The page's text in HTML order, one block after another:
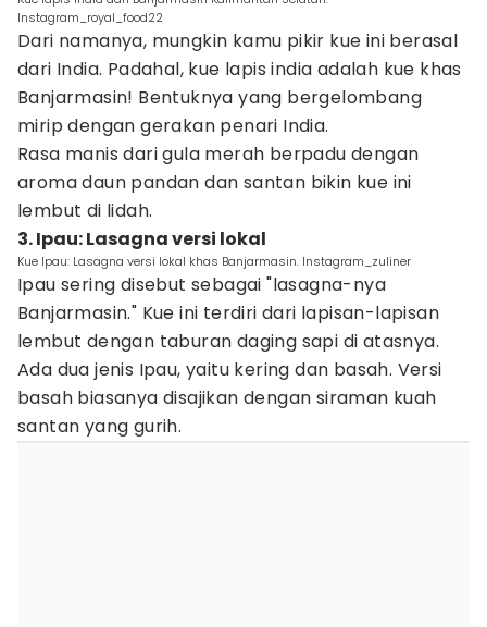
Instagram_royal_food22
Dari namanya, mungkin kamu pikir kue ini berasal
dari India. Padahal, kue lapis india adalah kue khas
Banjarmasin! Bentuknya yang bergelombang
mirip dengan gerakan penari India.
Rasa manis dari gula merah berpadu dengan
aroma daun pandan dan santan bikin kue ini
lembut di lidah.
3. Ipau: Lasagna versi lokal
Kue Ipau: Lasagna versi lokal khas Banjarmasin. Instagram_zuliner
Ipau sering disebut sebagai "lasagna-nya
Banjarmasin." Kue ini terdiri dari lapisan-lapisan
lembut dengan taburan daging sapi di atasnya.
Ada dua jenis Ipau, yaitu kering dan basah. Versi
basah biasanya disajikan dengan siraman kuah
santan yang gurih.